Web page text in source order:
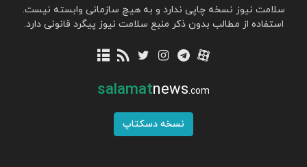
سلامت نیوز نسخه چاپی ندارد و به هیچ سازمانی وابسته نیست.
استفاده از مطالب بدون ذکر منبع سلامت نیوز پیگرد قانونی دارد.
salamatnews.com
نسخه دسکتاپ